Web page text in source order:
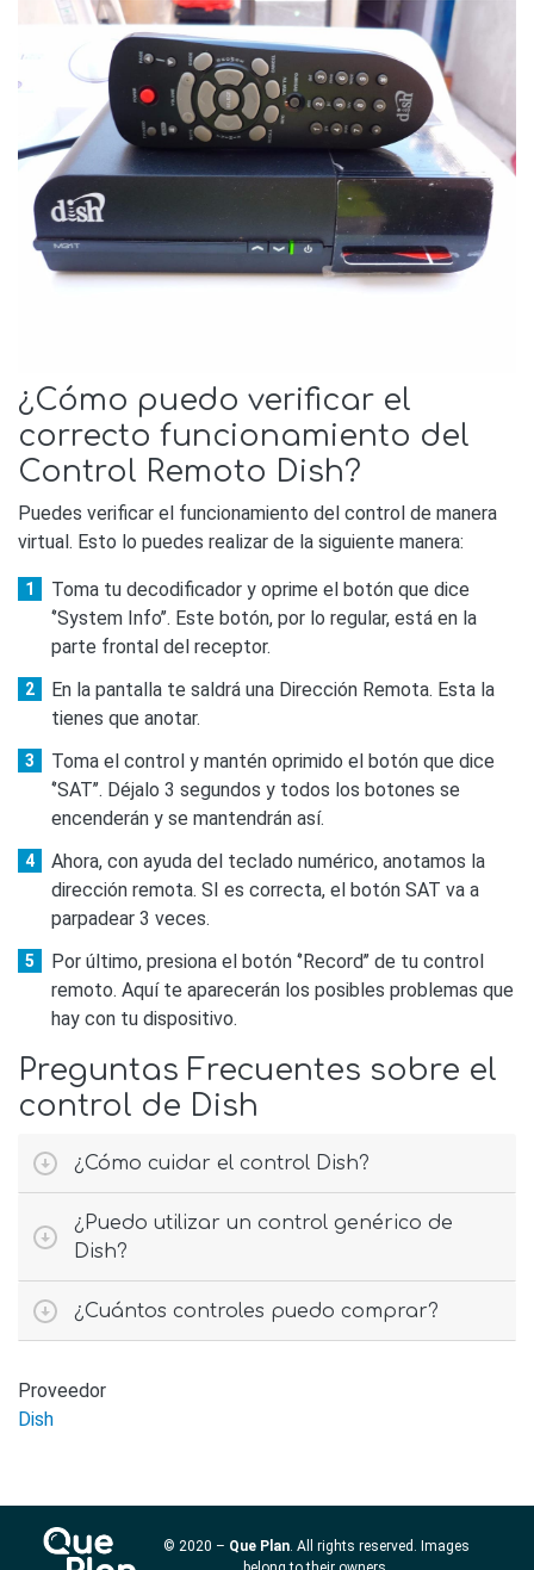
¿Cómo puedo verificar el
correcto funcionamiento del
Control Remoto Dish?
Puedes verificar el funcionamiento del control de manera
virtual. Esto lo puedes realizar de la siguiente manera:
Toma tu decodificador y oprime el botón que dice
‘’System Info’’. Este botón, por lo regular, está en la
parte frontal del receptor.
En la pantalla te saldrá una Dirección Remota. Esta la
tienes que anotar.
Toma el control y mantén oprimido el botón que dice
‘’SAT’’. Déjalo 3 segundos y todos los botones se
encenderán y se mantendrán así.
Ahora, con ayuda del teclado numérico, anotamos la
dirección remota. SI es correcta, el botón SAT va a
parpadear 3 veces.
Por último, presiona el botón ‘’Record’’ de tu control
remoto. Aquí te aparecerán los posibles problemas que
hay con tu dispositivo.
Preguntas Frecuentes sobre el
control de Dish
¿Cómo cuidar el control Dish?
¿Puedo utilizar un control genérico de
Dish?
¿Cuántos controles puedo comprar?
Proveedor
Dish
© 2020 – Que Plan. All rights reserved. Images